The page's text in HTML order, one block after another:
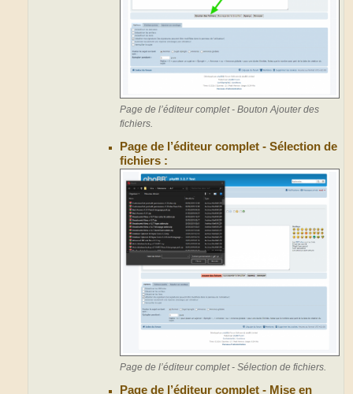
Page de l’éditeur complet - Bouton Ajouter des
fichiers.
Page de l’éditeur complet - Sélection de
fichiers :
Page de l’éditeur complet - Sélection de fichiers.
Page de l’éditeur complet - Mise en